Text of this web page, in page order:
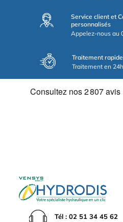
Service client et
personnalisés
Appelez-nous au
Traitement
Traitement en
Tél : 02 51 34 45 62